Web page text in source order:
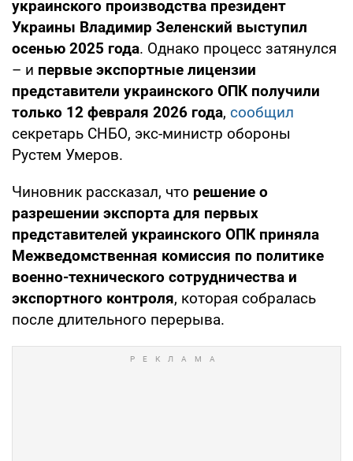
украинского производства президент
Украины Владимир Зеленский выступил
осенью 2025 года. Однако процесс затянулся
– и первые экспортные лицензии
представители украинского ОПК получили
только 12 февраля 2026 года, сообщил
секретарь СНБО, экс-министр обороны
Рустем Умеров.
Чиновник рассказал, что решение о
разрешении экспорта для первых
представителей украинского ОПК приняла
Межведомственная комиссия по политике
военно-технического сотрудничества и
экспортного контроля, которая собралась
после длительного перерыва.